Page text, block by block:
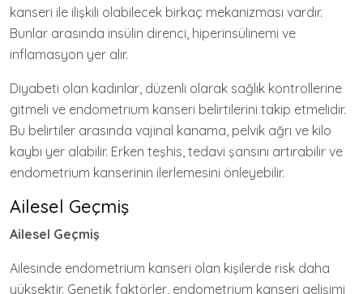
kanseri ile ilişkili olabilecek birkaç mekanizması vardır.
Bunlar arasında insülin direnci, hiperinsülinemi ve
inflamasyon yer alır.
Diyabeti olan kadınlar, düzenli olarak sağlık kontrollerine
gitmeli ve endometrium kanseri belirtilerini takip etmelidir.
Bu belirtiler arasında vajinal kanama, pelvik ağrı ve kilo
kaybı yer alabilir. Erken teşhis, tedavi şansını artırabilir ve
endometrium kanserinin ilerlemesini önleyebilir.
Ailesel Geçmiş
Ailesel Geçmiş
Ailesinde endometrium kanseri olan kişilerde risk daha
yüksektir. Genetik faktörler, endometrium kanseri gelişimi